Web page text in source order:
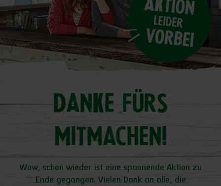
Danke fürs
Mitmachen!
Wow, schon wieder ist eine spannende Aktion zu
Ende gegangen. Vielen Dank an alle, die